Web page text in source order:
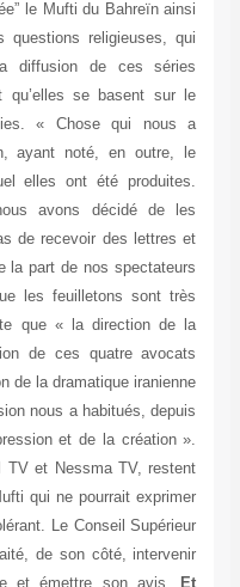
le Mufti du Bahreïn ainsi
questions religieuses, qui
diffusion de ces séries
qu’elles se basent sur le
« Chose qui nous a
ayant noté, en outre, le
elles ont été produites.
avons décidé de les
de recevoir des lettres et
la part de nos spectateurs
les feuilletons sont très
que « la direction de la
de ces quatre avocats
de la dramatique iranienne
nous a habitués, depuis
et de la création ».
TV et Nessma TV, restent
qui ne pourrait exprimer
Le Conseil Supérieur
de son côté, intervenir
et émettre son avis.
Et